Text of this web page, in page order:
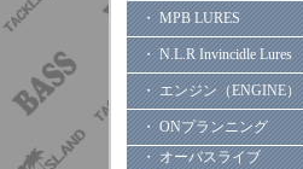
・ MPB LURES
・ N.L.R Invincidle Lures
・ エンジン（ENGINE）
・ ONプランニング
・ オーバスライブ